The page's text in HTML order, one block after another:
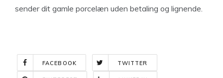
sender dit gamle porcelæn uden betaling og lignende.
FACEBOOK TWITTER